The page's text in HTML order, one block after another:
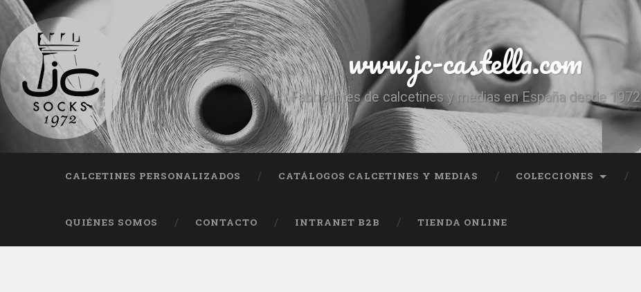
www.jc-castella.com
Fabricantes de calcetines y medias en España desde 1972
CALCETINES PERSONALIZADOS CATÁLOGOS CALCETINES Y MEDIAS COLECCIONES
QUIÉNES SOMOS CONTACTO INTRANET B2B TIENDA ONLINE